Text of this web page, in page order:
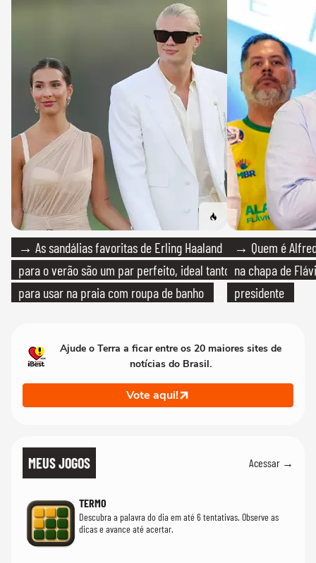
→ As sandálias favoritas de Erling Haaland
para o verão são um par perfeito, ideal tanto
para usar na praia com roupa de banho
→ Quem é
na chapa de
presidente
Ajude o Terra a ficar entre os 20 maiores sites de
notícias do Brasil.
Vote aqui!
MEUS JOGOS Acessar →
TERMO
Descubra a palavra do dia em até 6 tentativas. Observe as
dicas e avance até acertar.